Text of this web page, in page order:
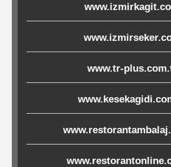
Cam
Buklet
Poşetler
Çöp
Torbaları
www.tr-